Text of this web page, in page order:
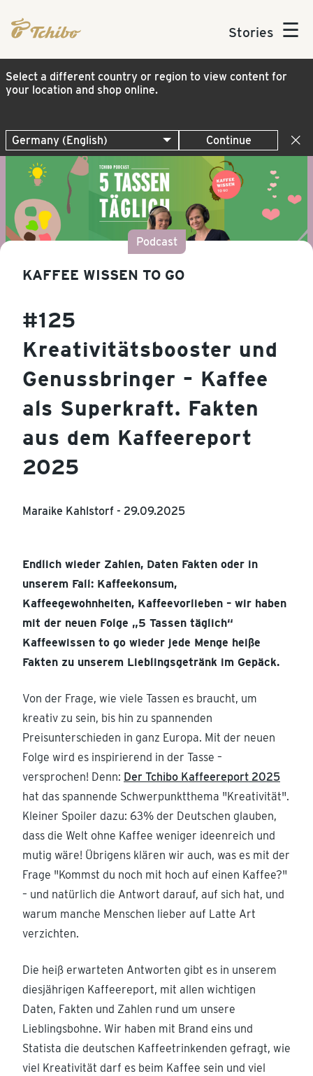
Stories ☰
Select a different country or region to view content for
your location and shop online.
Continue
Podcast
KAFFEE WISSEN TO GO
#125
Kreativitätsbooster und
Genussbringer – Kaffee
als Superkraft. Fakten
aus dem Kaffeereport
2025
Maraike Kahlstorf - 29.09.2025
Endlich wieder Zahlen, Daten Fakten oder in
unserem Fall: Kaffeekonsum,
Kaffeegewohnheiten, Kaffeevorlieben – wir haben
mit der neuen Folge „5 Tassen täglich“
Kaffeewissen to go wieder jede Menge heiße
Fakten zu unserem Lieblingsgetränk im Gepäck.
Von der Frage, wie viele Tassen es braucht, um
kreativ zu sein, bis hin zu spannenden
Preisunterschieden in ganz Europa. Mit der neuen
Folge wird es inspirierend in der Tasse –
versprochen! Denn: Der Tchibo Kaffeereport 2025
hat das spannende Schwerpunktthema "Kreativität".
Kleiner Spoiler dazu: 63% der Deutschen glauben,
dass die Welt ohne Kaffee weniger ideenreich und
mutig wäre! Übrigens klären wir auch, was es mit der
Frage "Kommst du noch mit hoch auf einen Kaffee?"
– und natürlich die Antwort darauf, auf sich hat, und
warum manche Menschen lieber auf Latte Art
verzichten.
Die heiß erwarteten Antworten gibt es in unserem
diesjährigen Kaffeereport, mit allen wichtigen
Daten, Fakten und Zahlen rund um unsere
Lieblingsbohne. Wir haben mit Brand eins und
Statista die deutschen Kaffeetrinkenden gefragt, wie
viel Kreativität darf es beim Kaffee sein und viel